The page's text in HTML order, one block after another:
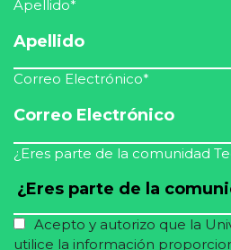
Apellido*
Correo Electrónico*
¿Eres parte de la comunidad
Acepto y autorizo que la
utilice la información